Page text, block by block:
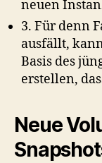
neuen
3. Für denn
ausfällt,
Basis des
erstellen,
Neue